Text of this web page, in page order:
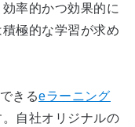
率的かつ効果的に
極的な学習が求め
きるeラーニング
自社オリジナルの